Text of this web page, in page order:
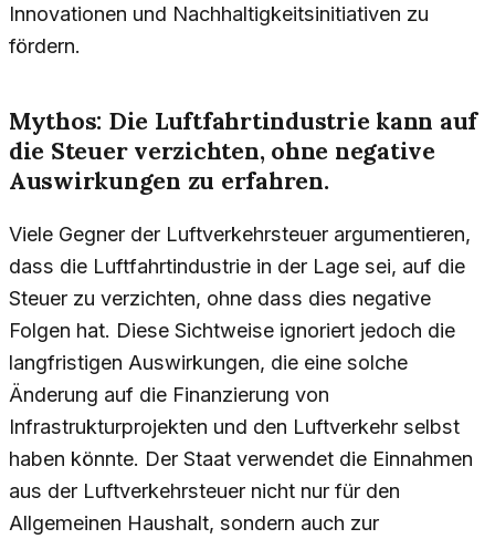
Innovationen und Nachhaltigkeitsinitiativen zu
fördern.
Mythos: Die Luftfahrtindustrie kann auf
die Steuer verzichten, ohne negative
Auswirkungen zu erfahren.
Viele Gegner der Luftverkehrsteuer argumentieren,
dass die Luftfahrtindustrie in der Lage sei, auf die
Steuer zu verzichten, ohne dass dies negative
Folgen hat. Diese Sichtweise ignoriert jedoch die
langfristigen Auswirkungen, die eine solche
Änderung auf die Finanzierung von
Infrastrukturprojekten und den Luftverkehr selbst
haben könnte. Der Staat verwendet die Einnahmen
aus der Luftverkehrsteuer nicht nur für den
Allgemeinen Haushalt, sondern auch zur